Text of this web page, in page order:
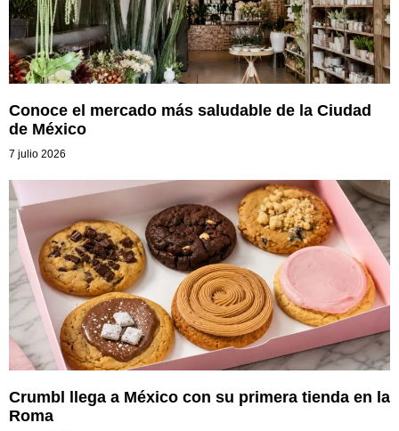
Conoce el mercado más saludable de la Ciudad
de México
7 julio 2026
Crumbl llega a México con su primera tienda en la
Roma